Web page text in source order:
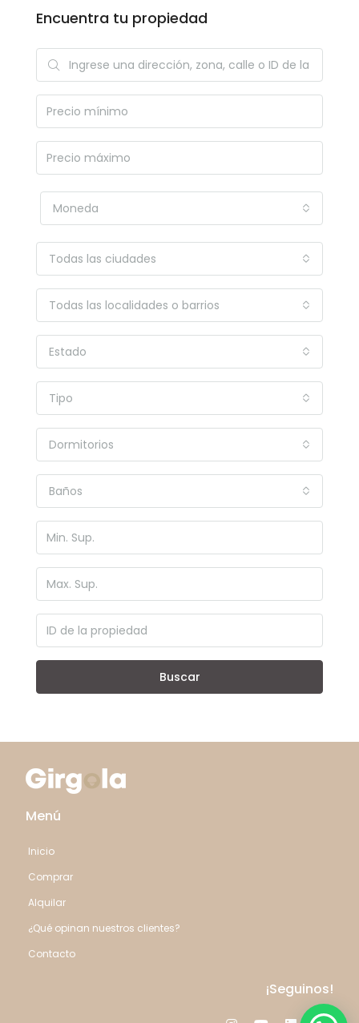
Encuentra tu propiedad
Moneda
Todas las ciudades
Todas las localidades o barrios
Estado
Tipo
Dormitorios
Baños
Buscar
Menú
Inicio
Comprar
Alquilar
¿Qué opinan nuestros clientes?
Contacto
¡Seguinos!